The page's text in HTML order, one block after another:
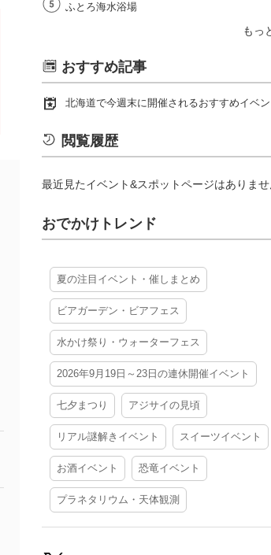
ふとろ海水浴場
もっ
おすすめ記事
北海道で今週末に開催されるおすすめイベ
閲覧履歴
最近見たイベント&スポットページはありませ
おでかけトレンド
夏の注目イベント・催しまとめ
ビアガーデン・ビアフェス
水かけ祭り・ウォーターフェス
2026年9月19日～23日の連休開催イベント
七夕まつり アジサイの見頃
リアル謎解きイベント スイーツイベント
お酒イベント 恐竜イベント
プラネタリウム・天体観測